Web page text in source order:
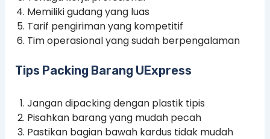
Memiliki gudang yang luas
Tarif pengiriman yang kompetitif
Tim operasional yang sudah berpengalaman
Tips Packing Barang UExpress
Jangan dipacking dengan plastik tipis
Pisahkan barang yang mudah pecah
Pastikan bagian bawah kardus tidak mudah